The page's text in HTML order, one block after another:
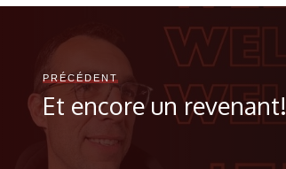
PRÉCÉDENT
Et encore un revenant!